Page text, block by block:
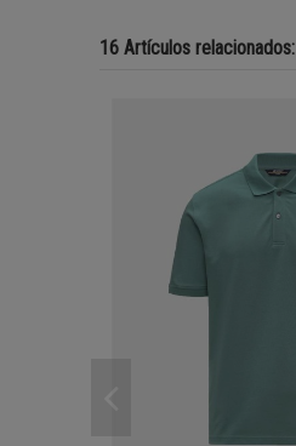
16 Artículos relacionados: